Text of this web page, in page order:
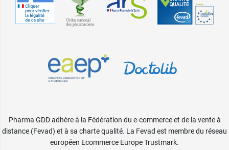
Pharma GDD adhère à la Fédération du e-commerce et de la vente à
distance (Fevad) et à sa charte qualité. La Fevad est membre du réseau
européen Ecommerce Europe Trustmark.